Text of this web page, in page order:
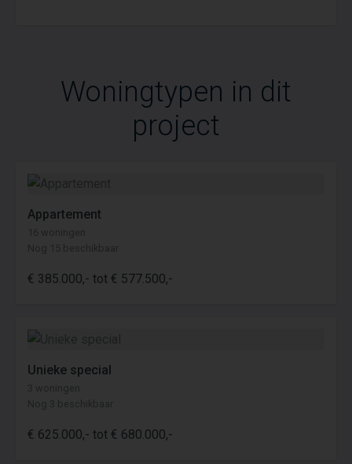
Woningtypen in dit
project
Appartement
16 woningen
Nog 15 beschikbaar
€ 385.000,- tot € 577.500,-
Unieke special
3 woningen
Nog 3 beschikbaar
€ 625.000,- tot € 680.000,-